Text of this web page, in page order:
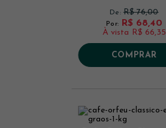
De: R$ 76,00
Por: R$ 68,40
À vista R$ 66,35
COMPRAR